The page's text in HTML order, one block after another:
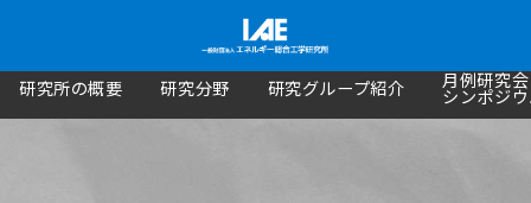
研究所の概要 研究分野 研究グループ紹介 月例研究
シンポジ